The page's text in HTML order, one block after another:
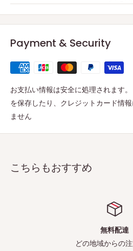
Payment & Security
お支払い情報は安全に処理されます
を保存したり、クレジットカード情
ません
こちらもおすすめ
無料配達
どの地域からの